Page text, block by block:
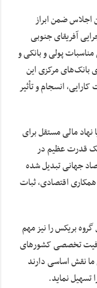
اجلاس ضمن ابراز
آفریقای جنوبی
پولی و بانکی و
بانک‌های مرکزی این
انسجام و تأثیر
نهاد مالی مستقل برای
قدرت عظیم در
جهانی تبدیل شده
اقتصادی، ثبات
بریکس را نیز مهم
تخصصی کشور‌های
نقش اساسی دارند
نماید.